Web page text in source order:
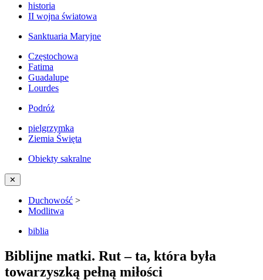
historia
II wojna światowa
Sanktuaria Maryjne
Częstochowa
Fatima
Guadalupe
Lourdes
Podróż
pielgrzymka
Ziemia Święta
Obiekty sakralne
✕
Duchowość >
Modlitwa
biblia
Biblijne matki. Rut – ta, która była
towarzyszką pełną miłości